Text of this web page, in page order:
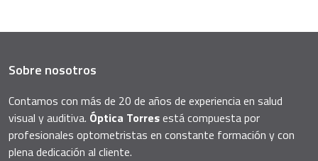
Sobre nosotros
Contamos con más de 20 de años de experiencia en salud
visual y auditiva. Óptica Torresestá compuesta por
profesionales optometristas en constante formación y con
plena dedicación al cliente.